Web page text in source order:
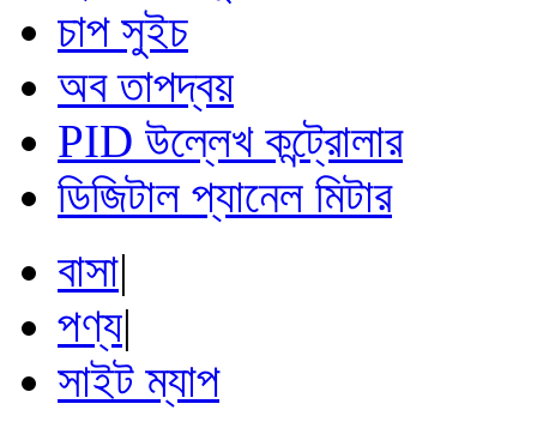
চাপ সুইচ
অব তাপদ্বয়
PID উল্লেখ কন্ট্রোলার
ডিজিটাল প্যানেল মিটার
বাসা|
পণ্য|
সাইট ম্যাপ